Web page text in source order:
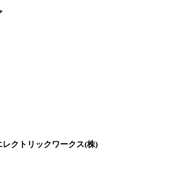
クトリックワークス(株)